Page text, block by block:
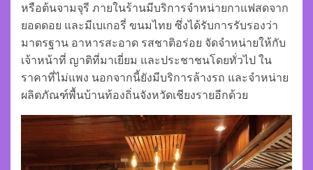
หรือต้นจามจุรี ภายในร้านมีบริการจำหน่ายกาแฟสดจาก
ยอดดอย และมีเบเกอรี่ ขนมไทย ซึ่งได้รับการรับรองว่า
มาตรฐาน อาหารสะอาด รสชาติอร่อย จัดจำหน่ายให้กับ
เจ้าหน้าที่ ญาติที่มาเยี่ยม และประชาชนโดยทั่วไป ใน
ราคาที่ไม่แพง นอกจากนี้ยังมีบริการล้างรถ และจำหน่าย
ผลิตภัณฑ์พื้นบ้านท้องถิ่นจังหวัดเชียงรายอีกด้วย